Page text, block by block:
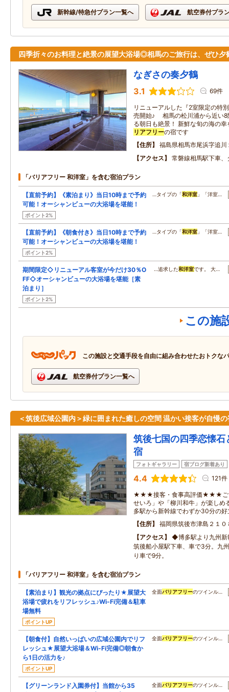
新幹線/特急付プラン一覧へ 航空券付プラ
四季折々のお料理と絶景の展望大浴場◎相馬のご旅行は、ぜひ夕
なぎさの奏夕鶴
3.1 69件
リニューアルした『2室限定の特別
売開始♪ 相馬の松川浦から近い8
る朝日も絶景！ 新鮮な旬の海の
リアフリーの宿です
住所
福島県相馬市尾浜字追川
アクセス
常磐線相馬駅下車、
「バリアフリー 和洋室」を含む宿泊プラン
【直前予約】《素泊まり》当日10時まで予約
可能！オーシャンビューの大浴場を堪能！
ポイント2%
…タイプの「和洋室 」「洋室…
【直前予約】《朝食付き》当日10時まで予約
可能！オーシャンビューの大浴場を堪能！
ポイント2%
…タイプの「和洋室 」「洋室…
期間限定◇リニューアル客室が今だけ30％O
FF◇オーシャンビューの大浴場を堪能［素
泊まり］
ポイント2%
…追求した和洋室です。 大…
この施
この施設と交通手段を自由に組み合わせたおトクな
航空券付プラン一覧へ
＜筑後広域公園内＞緑に囲まれた癒しの空間 温かい接客が自慢の
筑後七国の四季恋懐石
宿
フォトギャラリー 宿ブログ新着あり
4.4 121件
★★★接客・食事高評価★★★ご
せいろ」や「柳川和牛」が楽しめ
多駅から新幹線でわずか30分の
住所
福岡県筑後市津島２１０
アクセス
◆博多駅より九州
筑後船小屋駅下車、車で3分。九
り車で9分。
「バリアフリー 和洋室」を含む宿泊プラン
【素泊まり】観光の拠点にぴったり★展望大
浴場で疲れをリフレッシュ♪Wi-Fi完備＆駐車
場無料
ポイントUP
全面バリアフリーのツインル…
【朝食付】自然いっぱいの広域公園内でリフ
レッシュ★展望大浴場＆Wi-Fi完備◎朝食か
ら1日の活力を♪
ポイントUP
全面バリアフリーのツインル…
【グリーンランド入園券付】当館から35
全面バリアフリーのツインル…